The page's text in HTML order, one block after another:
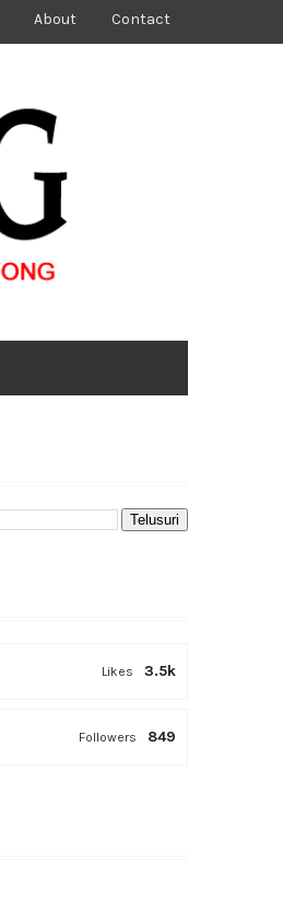
About Contact
3.5k
Likes
849
Followers